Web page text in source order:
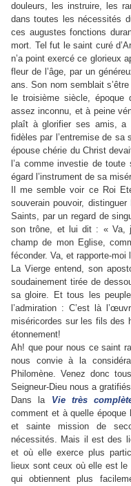
douleurs, les instruire, les
dans toutes les nécessités
ces augustes fonctions
mort. Tel fut le saint curé
n’a point exercé ce glorieux
fleur de l’âge, par un
ans. Son nom semblait
le troisième siècle,
assez inconnu, et à peine
plaît à glorifier ses amis, a
fidèles par l’entremise de sa
épouse chérie du Christ
l’a comme investie de
égard l’instrument de sa
Il me semble voir ce Roi
souverain pouvoir,
Saints, par un regard de
son trône, et lui dit : « Va,
champ de mon Eglise,
féconder. Va, et rapporte-
La Vierge entend, son
soudainement tirée de
sa gloire. Et tous les
l’admiration : C’est là
miséricordes sur les fils des
étonnement!
Ah! que pour nous ce saint
nous convie à la
Philomène. Venez donc
Seigneur-Dieu nous a
Dans la Vie très
comment et à quelle époque
et sainte mission de
nécessités. Mais il est des
et où elle exerce plus
lieux sont ceux où elle est
qui obtiennent plus